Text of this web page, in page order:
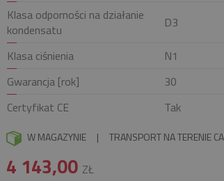
Klasa odporności na działanie
kondensatu
D3
Klasa ciśnienia
N1
Gwarancja [rok]
30
Certyfikat CE
Tak
W MAGAZYNIE | TRANSPORT NA TERENIE
4 143,00 ZŁ